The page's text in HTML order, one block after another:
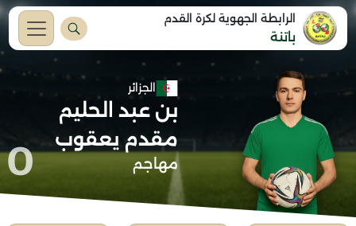
الرابطة الجهوية لكرة القدم
باتنة
الجزائر
بن عبد الحليم
مقدم يعقوب
مهاجم 0